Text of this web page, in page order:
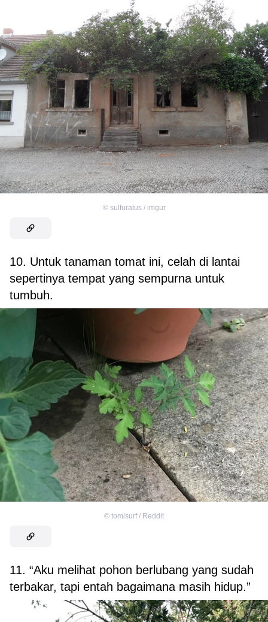
© sulfuratus / imgur
10. Untuk tanaman tomat ini, celah di lantai
sepertinya tempat yang sempurna untuk
tumbuh.
© tomisurf / Reddit
11. “Aku melihat pohon berlubang yang sudah
terbakar, tapi entah bagaimana masih hidup.”